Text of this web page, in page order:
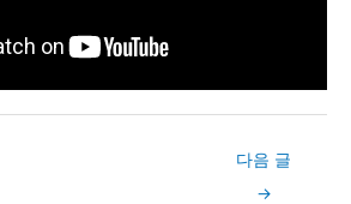
다음 글
→